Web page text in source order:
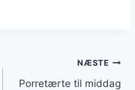
NÆSTE
Porretærte til middag